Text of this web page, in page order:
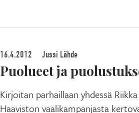
16.4.2012 Jussi Lähde
Puolueet ja
Kirjoitan parhaillaan yhdessä
Haaviston vaalikampanjasta